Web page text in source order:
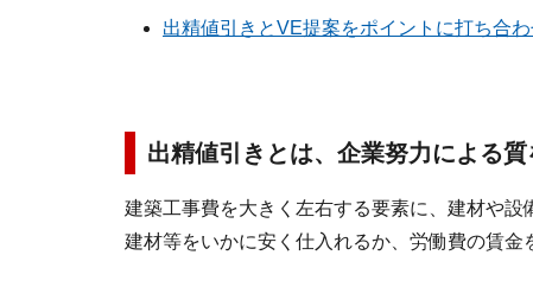
出精値引きとVE提案をポイントに打ち合
出精値引きとは、企業努力による
建築工事費を大きく左右する要素に、建材や設
建材等をいかに安く仕入れるか、労働費の賃金